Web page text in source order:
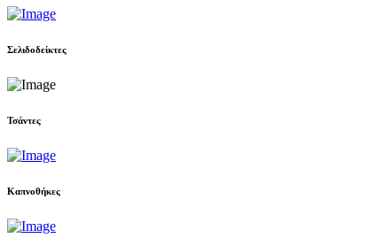
Σελιδοδείκτες
Τσάντες
Καπνοθήκες